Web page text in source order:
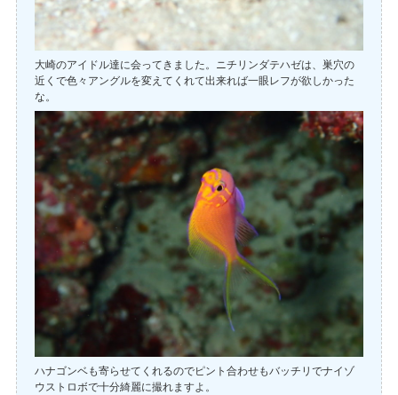
大崎のアイドル達に会ってきました。ニチリンダテハゼは、巣穴の
近くで色々アングルを変えてくれて出来れば一眼レフが欲しかった
な。
ハナゴンベも寄らせてくれるのでピント合わせもバッチリでナイゾ
ウストロボで十分綺麗に撮れますよ。